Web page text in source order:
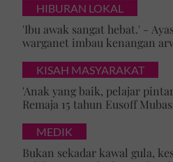
HIBURAN LOKAL
'Ibu awak sangat hebat.' -
warganet imbau kenangan
KISAH MASYARAKAT
'Anak yang baik, pelajar
Remaja 15 tahun Eusoff
MEDIK
Bukan sekadar kawal gula,